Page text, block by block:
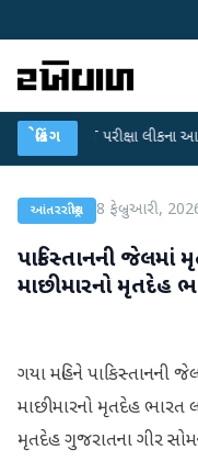
બ્રેકિંગ
NET પરીક્ષા લીકના આરોપો પર
આંતરરાષ્ટ્રીય 8 ફેબ્રુઆરી,
પાકિસ્તાનની જેલમાં
માછીમારનો મૃતદેહ
ગયા મહિને પાકિસ્તાનની
માછીમારનો મૃતદેહ ભારત
મૃતદેહ ગુજરાતના ગીર